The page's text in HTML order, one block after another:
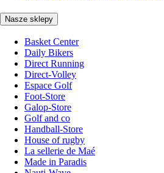
Nasze sklepy
Basket Center
Daily Bikers
Direct Running
Direct-Volley
Espace Golf
Foot-Store
Galop-Store
Golf and co
Handball-Store
House of rugby
La sellerie de Maé
Made in Paradis